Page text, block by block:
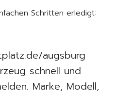
Schritten erledigt:
augsburg
schnell und
Marke, Modell,